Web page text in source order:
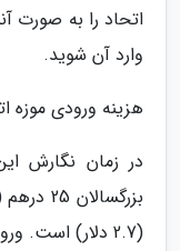
اتحاد را به صورت
وارد آن شوید.
هزینه ورودی موزه
در زمان نگارش
(2.7 دلار) است. ورود برای بچه ها رایگان است.